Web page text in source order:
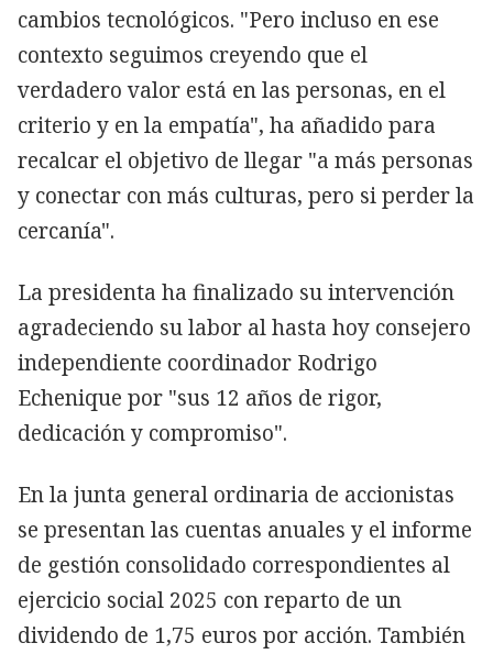
cambios tecnológicos. "Pero incluso en ese
contexto seguimos creyendo que el
verdadero valor está en las personas, en el
criterio y en la empatía", ha añadido para
recalcar el objetivo de llegar "a más personas
y conectar con más culturas, pero si perder la
cercanía".
La presidenta ha finalizado su intervención
agradeciendo su labor al hasta hoy consejero
independiente coordinador Rodrigo
Echenique por "sus 12 años de rigor,
dedicación y compromiso".
En la junta general ordinaria de accionistas
se presentan las cuentas anuales y el informe
de gestión consolidado correspondientes al
ejercicio social 2025 con reparto de un
dividendo de 1,75 euros por acción. También